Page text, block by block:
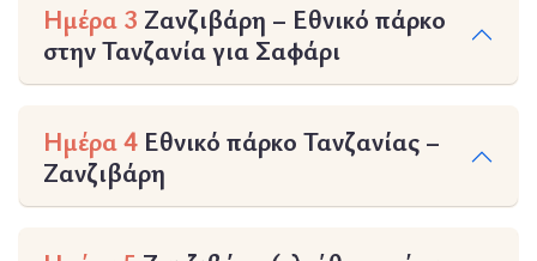
Ημέρα 3 Ζανζιβάρη – Εθνικό πάρκο
στην Τανζανία για Σαφάρι
Ημέρα 4 Εθνικό πάρκο Τανζανίας –
Ζανζιβάρη